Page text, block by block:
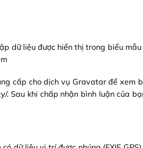
dữ liệu được hiển thị trong biểu
cấp cho dịch vụ Gravatar để xem
Sau khi chấp nhận bình luận của